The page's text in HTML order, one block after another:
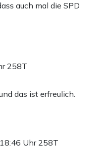
auch mal die SPD
258T
das ist erfreulich.
Uhr 258T